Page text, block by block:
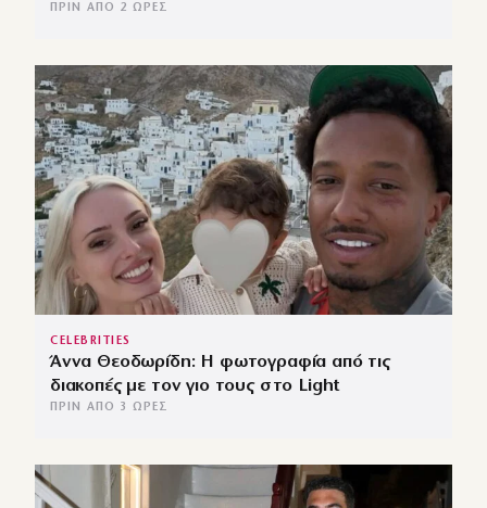
ΠΡΙΝ ΑΠΌ 2 ΏΡΕΣ
CELEBRITIES
Άννα Θεοδωρίδη: Η φωτογραφία από τις
διακοπές με τον γιο τους στο Light
ΠΡΙΝ ΑΠΌ 3 ΏΡΕΣ